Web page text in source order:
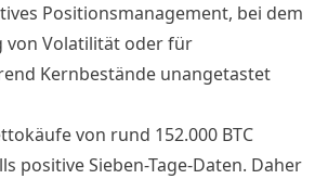
Positionsmanagement, bei dem
von Volatilität oder für
Kernbestände unangetastet
von rund 152.000 BTC
positive Sieben-Tage-Daten. Daher